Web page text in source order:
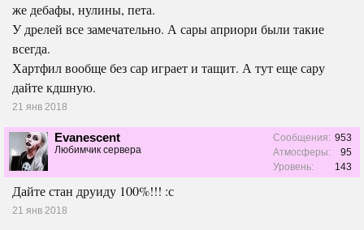
же дебафы, нулины, пета.
У дрелей все замечательно. А сары априори были такие
всегда.
Хартфил вообще без сар играет и тащит. А тут еще сару
дайте кдшную.
21 янв 2018
Evanescent
Любимчик сервера
Сообщения: 953
Атмосферы:
95
Уровень:
143
Дайте стан друиду 100%!!! :с
21 янв 2018